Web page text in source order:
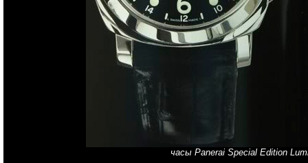
часы Panerai Special Edition